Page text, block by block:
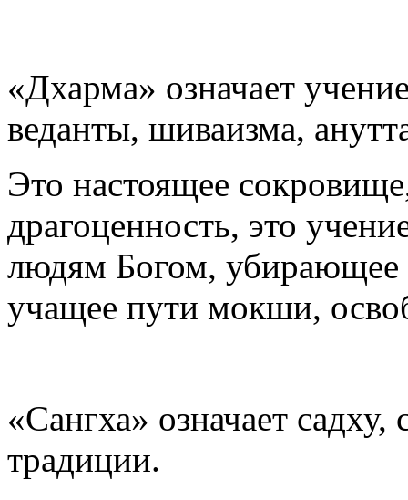
«Дхарма» означает
веданты, шиваизма,
Это настоящее
драгоценность, это
людям Богом, убирающее
учащее пути мокши,
«Сангха» означает
традиции.